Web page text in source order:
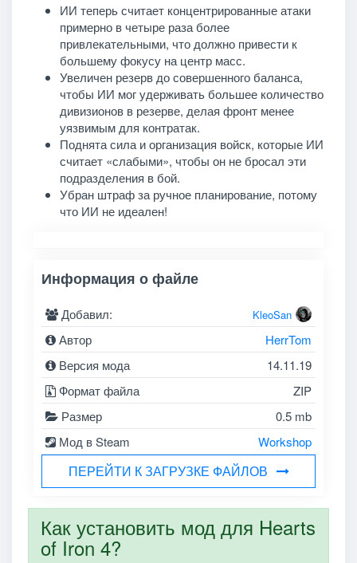
ИИ теперь считает концентрированные атаки
примерно в четыре раза более
привлекательными, что должно привести к
большему фокусу на центр масс.
Увеличен резерв до совершенного баланса,
чтобы ИИ мог удерживать большее количество
дивизионов в резерве, делая фронт менее
уязвимым для контратак.
Поднята сила и организация войск, которые ИИ
считает «слабыми», чтобы он не бросал эти
подразделения в бой.
Убран штраф за ручное планирование, потому
что ИИ не идеален!
Информация о файле
Добавил: KleoSan
Автор
HerrTom
Версия мода
14.11.19
Формат файла
ZIP
Размер
0.5 mb
Мод в Steam
Workshop
ПЕРЕЙТИ К ЗАГРУЗКЕ ФАЙЛОВ
Как установить мод для Hearts
of Iron 4?